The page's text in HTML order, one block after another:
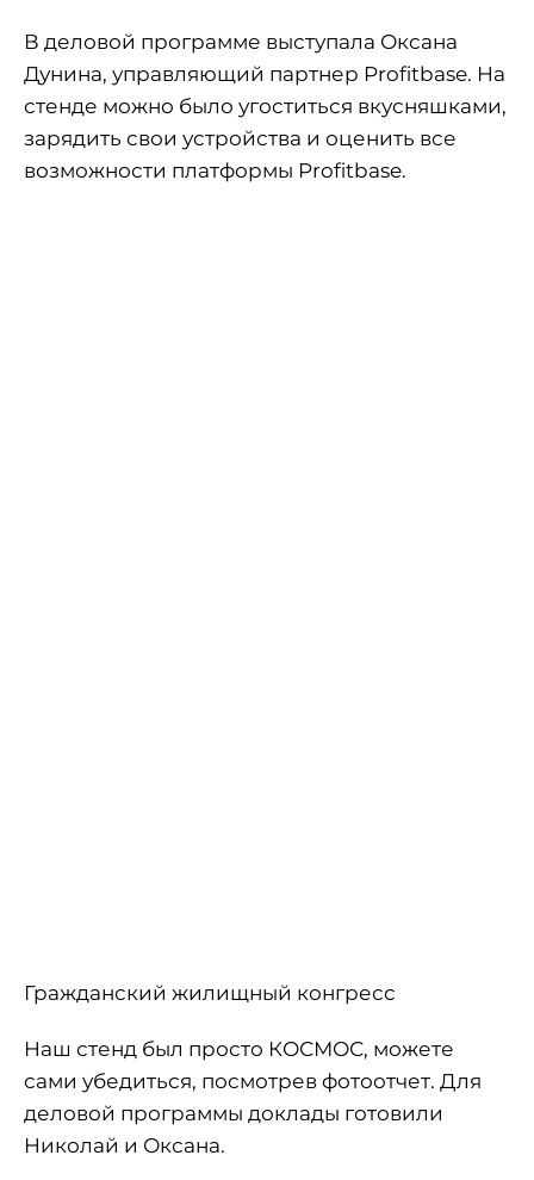
В деловой программе выступала Оксана
Дунина, управляющий партнер Profitbase. На
стенде можно было угоститься вкусняшками,
зарядить свои устройства и оценить все
возможности платформы Profitbase.
Гражданский жилищный конгресс
Наш стенд был просто КОСМОС, можете
сами убедиться, посмотрев фотоотчет. Для
деловой программы доклады готовили
Николай и Оксана.